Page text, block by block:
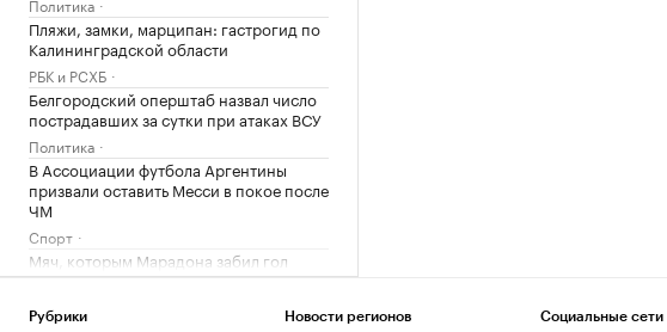
Пляжи, замки, марципан: гастрогид по
Калининградской области
РБК и РСХБ
Белгородский оперштаб назвал число
пострадавших за сутки при атаках ВСУ
Политика
В Ассоциации футбола Аргентины
призвали оставить Месси в покое после
ЧМ
Спорт
Мяч, которым Марадона забил гол
«рукой Бога», выставят на аукцион
Общество
Рубрики Новости регионов Социальные сети